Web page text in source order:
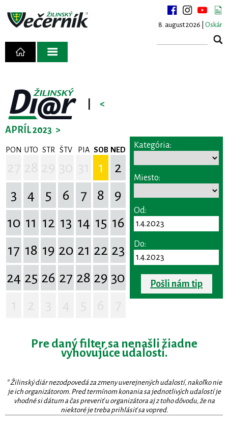
8. august 2026 | Oskár
<
APRÍL 2023 >
PON UTO STR ŠTV PIA SOB NED
1
2
3
4 5 6 7 8
9
10 11 12 13 14 15 16
17 18 19 20 21 22 23
24 25 26 27 28 29 30
Kategória:
Miesto:
Od:
Do:
Pošli nám tip
Pre daný filter sa nenašli žiadne
vyhovujúce udalosti.
* Žilinský diár nezodpovedá za zmeny uverejnených udalostí, nakoľko nie
je ich organizátorom. Pred termínom konania sa jednotlivých udalostí je
vhodné si dátum a čas preveriť u organizátora aj z toho dôvodu, že na
niektoré je treba prihlásiť sa vopred.